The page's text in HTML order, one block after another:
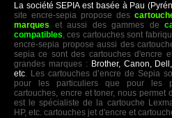
La société SEPIA est basée à Pau
site encre-sepia propose des
marques et aussi des gammes de
compatibles, ces cartouches sont
encre-sepia propose aussi des
sepia ce sont des cartouches d'encre
grandes marques : Brother, Canon,
etc. Les cartouches d’encre de Sepia
pour les particuliers que pour les
cartouches, encre et toner, nous permet
est le spécialiste de la cartouche
HP, etc. cartouches jet d'encre et